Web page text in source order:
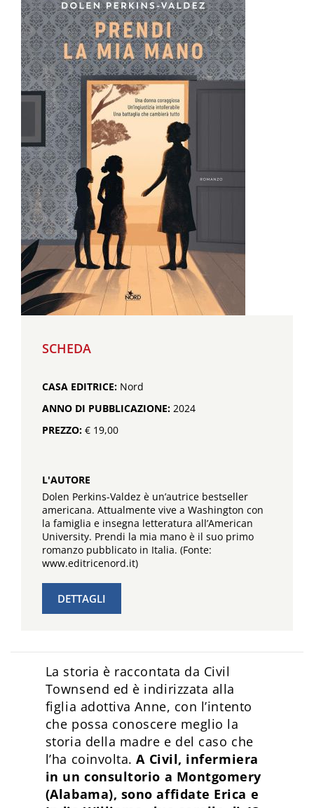
SCHEDA
CASA EDITRICE: Nord
ANNO DI PUBBLICAZIONE: 2024
PREZZO: € 19,00
L'AUTORE
Dolen Perkins-Valdez è un’autrice bestseller
americana. Attualmente vive a Washington con
la famiglia e insegna letteratura all’American
University. Prendi la mia mano è il suo primo
romanzo pubblicato in Italia. (Fonte:
www.editricenord.it)
DETTAGLI
La storia è raccontata da Civil
Townsend ed è indirizzata alla
figlia adottiva Anne, con l’intento
che possa conoscere meglio la
storia della madre e del caso che
l’ha coinvolta.A Civil, infermiera
in un consultorio a Montgomery
(Alabama), sono affidate Erica e